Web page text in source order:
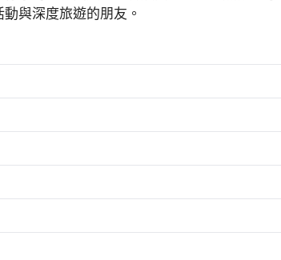
與深度旅遊的朋友。